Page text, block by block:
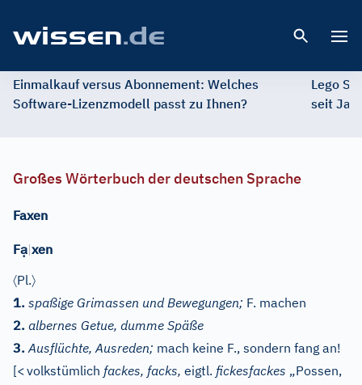
Einmalkauf versus Abonnement: Welches
Software-Lizenzmodell passt zu Ihnen?
Lego
seit
Großes Wörterbuch der deutschen Sprache
Faxen
Fạ|xen
〈Pl.〉
1. spaßige Grimassen und Bewegungen; F. machen
2. albernes Getue, dumme Späße
3. Ausflüchte, Ausreden; mach keine F., sondern fang an!
[<volkstümlich fackes, facks, eigtl. fickesfackes „Possen,